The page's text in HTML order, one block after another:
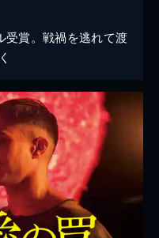
受賞。戦禍を逃れて渡